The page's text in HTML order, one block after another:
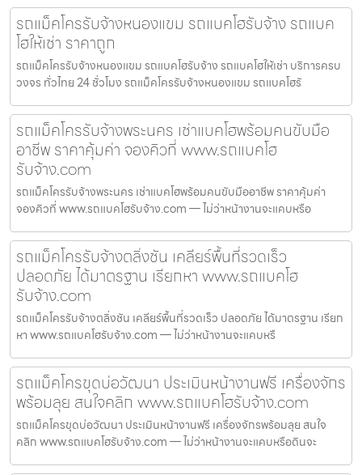
รถแม็คโครรับจ้างหนองแขม รถแบคโฮรับจ้าง รถแบค
โฮให้เช่า ราคาถูก
รถแม็คโครรับจ้างหนองแขม รถแบคโฮรับจ้าง รถแบคโฮให้เช่า บริการครบ
วงจร ทั่วไทย 24 ชั่วโมง รถแม็คโครรับจ้างหนองแขม รถแบคโฮรั
รถแม็คโครรับจ้างพระนคร เช่าแบคโฮพร้อมคนขับมือ
อาชีพ ราคาคุ้มค่า จองคิวที่ www.รถแบคโฮ
รับจ้าง.com
รถแม็คโครรับจ้างพระนคร เช่าแบคโฮพร้อมคนขับมืออาชีพ ราคาคุ้มค่า
จองคิวที่ www.รถแบคโฮรับจ้าง.com — ไม่ว่าหน้างานจะแคบหรือ
รถแม็คโครรับจ้างตลิ่งชัน เคลียร์พื้นที่รวดเร็ว
ปลอดภัย ได้มาตรฐาน เรียกหา www.รถแบคโฮ
รับจ้าง.com
รถแม็คโครรับจ้างตลิ่งชัน เคลียร์พื้นที่รวดเร็ว ปลอดภัย ได้มาตรฐาน เรียก
หา www.รถแบคโฮรับจ้าง.com — ไม่ว่าหน้างานจะแคบหรื
รถแม็คโครขุดบ่อวัฒนา ประเมินหน้างานฟรี เครื่องจักร
พร้อมลุย สนใจคลิก www.รถแบคโฮรับจ้าง.com
รถแม็คโครขุดบ่อวัฒนา ประเมินหน้างานฟรี เครื่องจักรพร้อมลุย สนใจ
คลิก www.รถแบคโฮรับจ้าง.com — ไม่ว่าหน้างานจะแคบหรือดินจะ